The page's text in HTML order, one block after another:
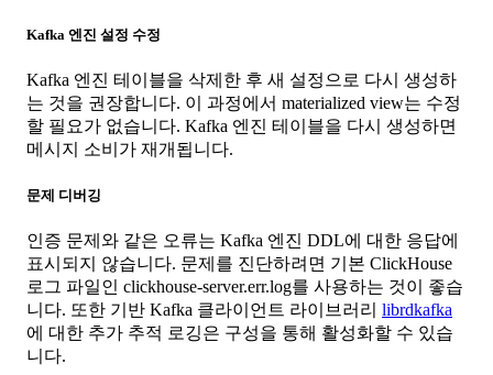
Kafka 엔진 설정 수정
Kafka 엔진 테이블을 삭제한 후 새 설정으로 다시 생성하
는 것을 권장합니다. 이 과정에서 materialized view는 수정
할 필요가 없습니다. Kafka 엔진 테이블을 다시 생성하면
메시지 소비가 재개됩니다.
문제 디버깅
인증 문제와 같은 오류는 Kafka 엔진 DDL에 대한 응답에
표시되지 않습니다. 문제를 진단하려면 기본 ClickHouse
로그 파일인 clickhouse-server.err.log를 사용하는 것이 좋습
니다. 또한 기반 Kafka 클라이언트 라이브러리 librdkafka
에 대한 추가 추적 로깅은 구성을 통해 활성화할 수 있습
니다.